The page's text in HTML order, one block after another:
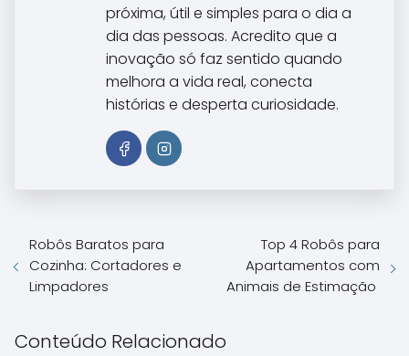
próxima, útil e simples para o dia a
dia das pessoas. Acredito que a
inovação só faz sentido quando
melhora a vida real, conecta
histórias e desperta curiosidade.
Robôs Baratos para
Cozinha: Cortadores e
Limpadores
Top 4 Robôs para
Apartamentos com
Animais de Estimação
Conteúdo Relacionado